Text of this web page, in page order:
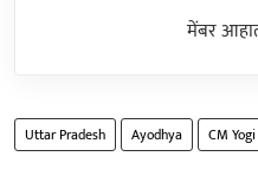
मेंबर
Uttar Pradesh Ayodhya CM